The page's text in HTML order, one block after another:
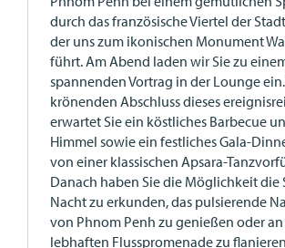
durch das französische Viertel der
der uns zum ikonischen Monument
führt. Am Abend laden wir Sie zu
spannenden Vortrag in der Lounge
krönenden Abschluss dieses
erwartet Sie ein köstliches Barbecue
Himmel sowie ein festliches Gala-
von einer klassischen Apsara-
Danach haben Sie die Möglichkeit die
Nacht zu erkunden, das pulsierende
von Phnom Penh zu genießen oder
lebhaften Flusspromenade zu